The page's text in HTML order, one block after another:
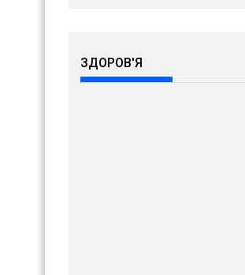
ЗДОРОВ'Я